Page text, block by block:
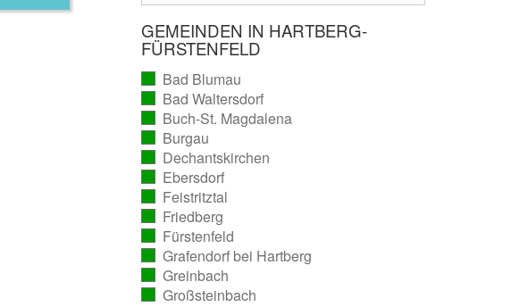
GEMEINDEN IN HARTBERG-
FÜRSTENFELD
Bad Blumau
ausgezählt)
Bad Waltersdorf
ausgezählt)
Buch-St. Magdalena
ausgezählt)
Burgau
ausgezählt)
Dechantskirchen
ausgezählt)
Ebersdorf
ausgezählt)
Feistritztal
ausgezählt)
Friedberg
ausgezählt)
Fürstenfeld
ausgezählt)
Grafendorf bei Hartberg(vollständig
ausgezählt)
Greinbach
ausgezählt)
Großsteinbach